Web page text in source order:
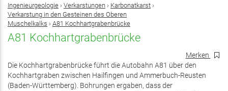
Ingenieurgeologie › Verkarstungen › Karbonatkarst ›
Verkarstung in den Gesteinen des Oberen
Muschelkalks › A81 Kochhartgrabenbrücke
A81 Kochhartgrabenbrücke
Merken
Die Kochhartgrabenbrücke führt die Autobahn A81 über den
Kochhartgraben zwischen Hailfingen und Ammerbuch-Reusten
(Baden-Württemberg). Bohrungen ergaben, dass der